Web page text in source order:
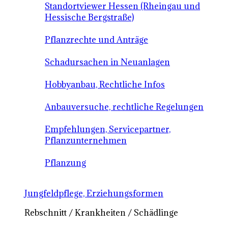
Standortviewer Hessen (Rheingau und
Hessische Bergstraße)
Pflanzrechte und Anträge
Schadursachen in Neuanlagen
Hobbyanbau, Rechtliche Infos
Anbauversuche, rechtliche Regelungen
Empfehlungen, Servicepartner,
Pflanzunternehmen
Pflanzung
Jungfeldpflege, Erziehungsformen
Rebschnitt / Krankheiten / Schädlinge